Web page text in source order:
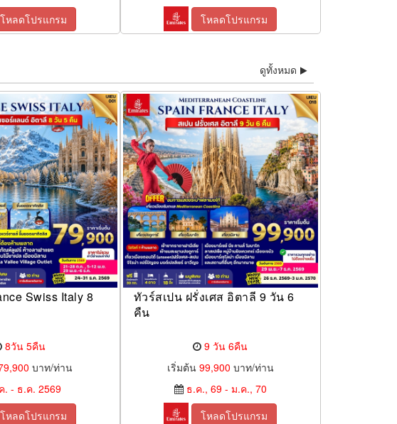
โหลดโปรแกรม
โหลดโปรแกรม
ดูทั้งหมด
Swiss Italy 8
8วัน 5คืน
บาท/ท่าน
. - ธ.ค. 2569
โหลดโปรแกรม
ทัวร์สเปน ฝรั่งเศส อิตาลี 9 วัน 6
คืน
9 วัน 6คืน
เริ่มต้น 99,900 บาท/ท่าน
ธ.ค., 69 - ม.ค., 70
โหลดโปรแกรม